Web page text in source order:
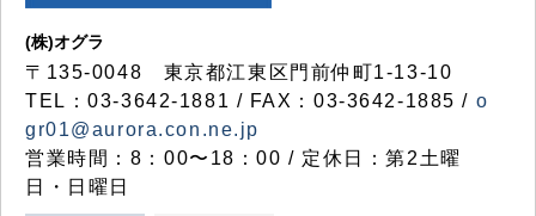
(株)オグラ
〒135-0048 東京都江東区門前仲町1-13-10
TEL：03-3642-1881 / FAX：03-3642-1885 / o
gr01@aurora.con.ne.jp
営業時間：8：00〜18：00 / 定休日：第2土曜
日・日曜日